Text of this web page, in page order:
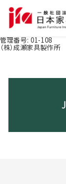
管理番号: 01-108
（株）成瀬家具製作所